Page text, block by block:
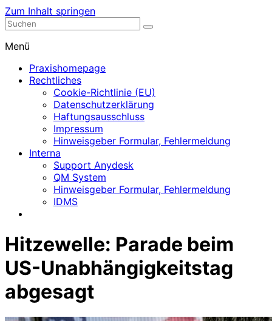
Zum Inhalt springen
Nephrologische Praxis mit Dialyse
Menü
Praxishomepage
Rechtliches
Cookie-Richtlinie (EU)
Datenschutzerklärung
Haftungsausschluss
Impressum
Hinweisgeber Formular, Fehlermeldung
Interna
Support Anydesk
QM System
Hinweisgeber Formular, Fehlermeldung
IDMS
Hitzewelle: Parade beim
US-Unabhängigkeitstag
abgesagt